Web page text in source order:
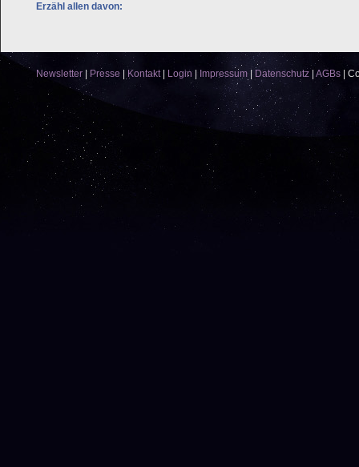
Erzähl allen davon:
Newsletter Presse Kontakt| Login Impressum |Datenschutz AGBs